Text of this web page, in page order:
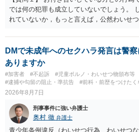
では何の犯罪も成立していないでしょう。
れていないか，もっと言えば，公然わいせ
然性は，不特定又は多数の方が認識できる
す。 本件は，車の中という閉鎖された空間
多数の方が認識するのは困難な状態ですか
す。 また，意図的に示そうとする故意が必
する車両があると服を着ている（わいせつ
ですから，むしろ見られないようにしてお
査の対象になることはありません。 警察か
しょう。 【質問２】 見せようと思っていな
行為から明らかです。したがいまして，注
DMで未成年へのセクハラ発言は警
ありますか
#加害者 #不起訴 #児童ポルノ・わいせつ物頒布等
#逮捕や勾留の阻止・準抗告
#前科・前歴をつけたく
2026年8月7日
刑事事件に強い弁護士
奥村 徹 弁護士
青少年条例違反（わいせつ行為 わいせつ